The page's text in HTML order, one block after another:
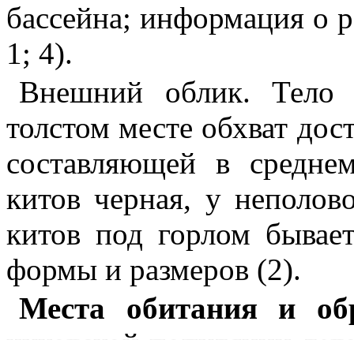
бассейна; информация о
1; 4).
Внешний облик. Тело
толстом месте обхват
составляющей в
китов черная, у
китов под горлом
формы и размеров (2).
Места обитания и